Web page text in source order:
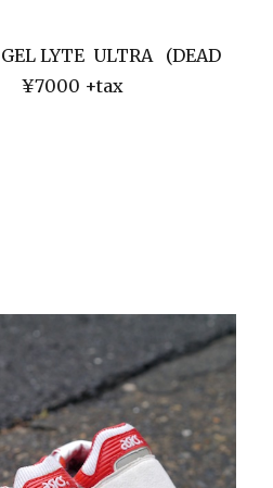
LYTE ULTRA (DEAD
¥7000 +tax